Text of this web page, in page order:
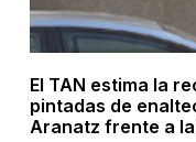
El TAN estima la
pintadas de
Aranatz frente a